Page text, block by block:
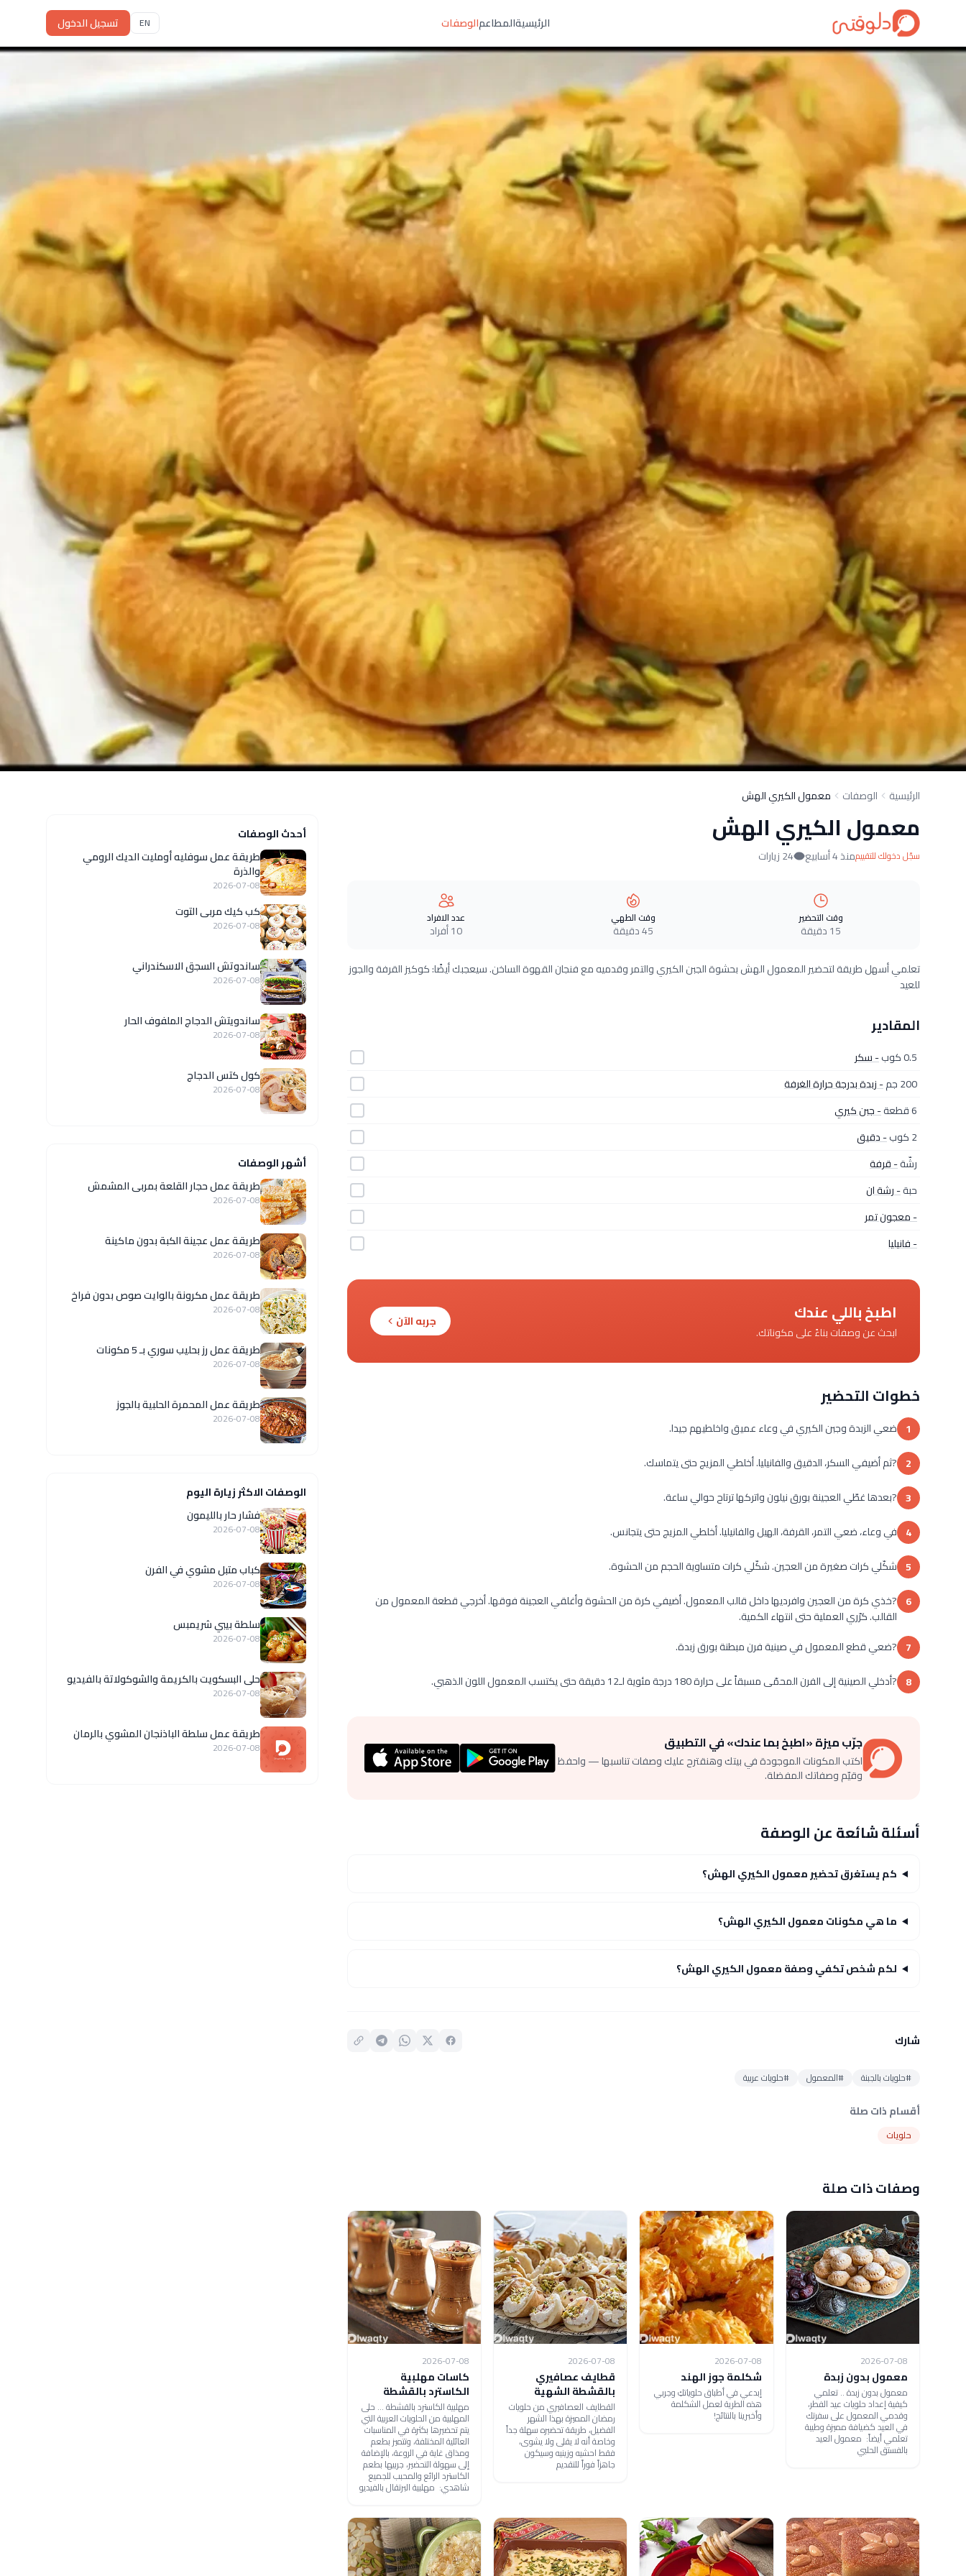
الرئيسيةالمطاعمالوصفات EN تسجيل الدخول
الرئيسية الوصفات معمول الكيري الهش
معمول الكيري الهش
سجّل دخولك للتقييممنذ 4 أسابيع 24 زيارات
وقت التحضير
15 دقيقة
وقت الطهي
45 دقيقة
عدد الافراد
10 أفراد
تعلمي أسهل طريقة لتحضير المعمول الهش بحشوة الجبن الكيري والتمر وقدميه مع فنجان القهوة الساخن. سيعجبك أيضًا: كوكيز القرفة والجوز
للعيد
المقادير
0.5 كوب
- سكر
200 جم
- زبدة بدرجة حرارة الغرفة
6 قطعة
- جبن كيري
2 كوب
- دقيق
رشّة- قرفة
حبة- رشة ان
- معجون تمر
- فانيليا
اطبخ باللي عندك
ابحث عن وصفات بناءً على مكوناتك.
جربه الآن
خطوات التحضير
1 ضعي الزبدة وجبن الكيري في وعاء عميق واخلطيهم جيدا.
2 ?ثم أضيفي السكر، الدقيق والفانيليا. أخلطي المزيج حتى يتماسك.
3 ?بعدها غطّي العجينة بورق نيلون واتركها ترتاح حوالي ساعة.
4 في وعاء، ضعي التمر، القرفة، الهيل والفانيليا. أخلطي المزيج حتى يتجانس.
5 شكّلي كرات صغيرة من العجين. شكّلي كرات متساوية الحجم من الحشوة.
6 ?خذي كرة من العجين وافرديها داخل قالب المعمول. أضيفي كرة من الحشوة وأغلقي العجينة فوقها. أخرجي قطعة المعمول من
القالب. كرّري العملية حتى انتهاء الكمية.
7 ?ضعي قطع المعمول في صينية فرن مبطنة بورق زبدة.
8 ?أدخلي الصينية إلى الفرن المحمّى مسبقاً على حرارة 180 درجة مئوية لـ12 دقيقة حتى يكتسب المعمول اللون الذهبي.
جرّب ميزة «اطبخ بما عندك» في التطبيق
اكتب المكونات الموجودة في بيتك وهنقترح عليك وصفات تناسبها — واحفظ
وقيّم وصفاتك المفضلة.
أسئلة شائعة عن الوصفة
كم يستغرق تحضير معمول الكيري الهش؟
ما هي مكونات معمول الكيري الهش؟
لكم شخص تكفي وصفة معمول الكيري الهش؟
شارك
#حلويات بالجبنة #المعمول #حلويات عربية
أقسام ذات صلة
حلويات
وصفات ذات صلة
2026-07-08
معمول بدون زبدة
معمول بدون زبدة .. تعلمي
كيفية إعداد حلويات عيد الفطر،
وقدمي المعمول على سفرتك
في العيد كضيافة مميزة وطيبة
تعلمي أيضاً: معمول العيد
بالفستق الحلبي
2026-07-08
شكلمة جوز الهند
إبدعي في أطباق حلوياتكِ وجربي
هذه الطرية لعمل الشكلمة
وأخبرينا بالنتائج!
2026-07-08
قطايف عصافيري
بالقشطة الشهية
القطايف العصافيري من حلويات
رمضان المميزة بهذا الشهر
الفضيل، طريقة تحضيره سهلة جداً
وخاصة أنه لا يقلى ولا يشوى،
فقط احشيه وزينيه وسيكون
جاهزاً فوراً للتقديم
2026-07-08
كاسات مهلبية
الكاسترد بالقشطة
مهلبية الكاسترد بالقشطة ... حلى
المهلبية من الحلويات العربية التي
يتم تحضيرها بكثرة في المناسبات
العائلية المختلفة، وتتميز بطعم
ومذاق غاية في الروعة، بالإضافة
إلى سهولة التحضير، جربيها بطعم
الكاسترد الرائع والمحبب للجميع
شاهدي: مهلبية البرتقال بالفيديو
أحدث الوصفات
طريقة عمل سوفليه أومليت الديك الرومي
والذرة
2026-07-08
كب كيك مربى التوت
2026-07-08
ساندوتش السجق الاسكندراني
2026-07-08
ساندويتش الدجاج الملفوف الحار
2026-07-08
كول كتس الدجاج
2026-07-08
أشهر الوصفات
طريقة عمل حجار القلعة بمربى المشمش
2026-07-08
طريقة عمل عجينة الكبة بدون ماكينة
2026-07-08
طريقة عمل مكرونة بالوايت صوص بدون فراخ
2026-07-08
طريقة عمل رز بحليب سوري بـ 5 مكونات
2026-07-08
طريقة عمل المحمرة الحلبية بالجوز
2026-07-08
الوصفات الاكثر زيارة اليوم
فشار حار بالليمون
2026-07-08
كباب متبل مشوي في الفرن
2026-07-08
سلطة بيبي شريمبس
2026-07-08
حلى البسكويت بالكريمة والشوكولاتة بالفيديو
2026-07-08
طريقة عمل سلطة الباذنجان المشوي بالرمان
2026-07-08